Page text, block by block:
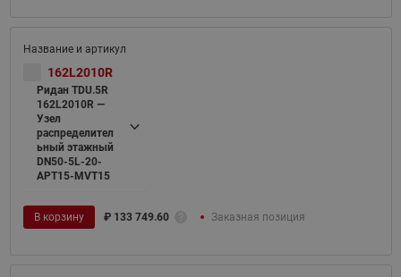
162L2010R
Ридан TDU.5R
162L2010R —
Узел
распределител
ьный этажный
DN50-5L-20-
APT15-MVT15
В корзину ₽ 133 749.60 Заказная позиция